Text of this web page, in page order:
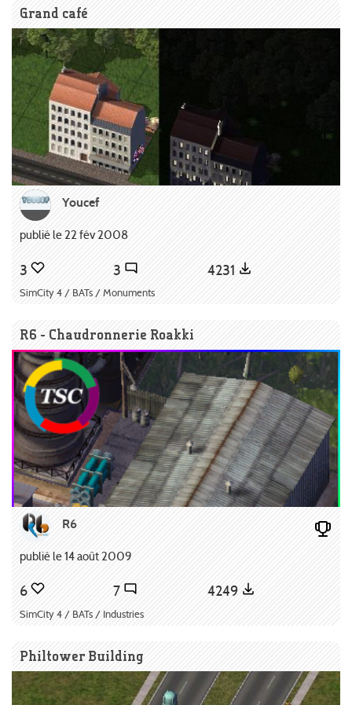
Grand café
Youcef
publié le 22 fév 2008
3 3 4231
SimCity 4 / BATs / Monuments
R6 - Chaudronnerie Roakki
R6
publié le 14 août 2009
6 7 4249
SimCity 4 / BATs / Industries
Philtower Building